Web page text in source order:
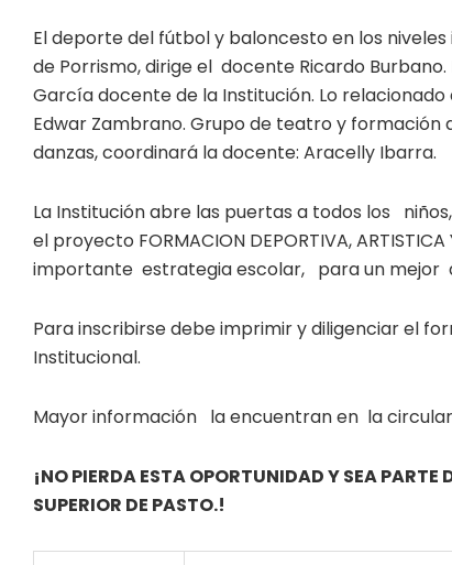
El deporte del fútbol y baloncesto en los
de Porrismo, dirige el docente Ricardo
García docente de la Institución. Lo
Edwar Zambrano. Grupo de teatro y
danzas, coordinará la docente: Aracelly Ibarra.
La Institución abre las puertas a todos los
el proyecto FORMACION DEPORTIVA,
importante estrategia escolar, para un mejor
Para inscribirse debe imprimir y diligenciar el
Institucional.
Mayor información la encuentran en la
¡NO PIERDA ESTA OPORTUNIDAD Y SEA PARTE
SUPERIOR DE PASTO.!